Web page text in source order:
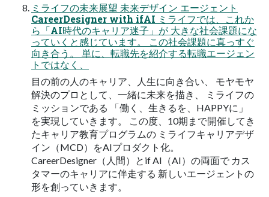
ミライフの未来展望 未来デザイン エージェント
CareerDesigner with ifAI ミライフでは、これか
ら「AI時代のキャリア迷子」が 大きな社会課題にな
っていくと感じています。 この社会課題に真っすぐ
向き合う。 単に、転職先を紹介する転職エージェン
トではなく、
目の前の人のキャリア、人生に向き合い、 モヤモヤ
解決のプロとして、一緒に未来を描き、 ミライフの
ミッションである 「働く、生きるを、HAPPYに」
を実現していきます。 この度、10期まで開催してき
たキャリア教育プログラムの ミライフキャリアデザ
イン（MCD）をAIプロダクト化。
CareerDesigner（人間）とif AI（AI）の両面で カス
タマーのキャリアに伴走する 新しいエージェントの
形を創っていきます。